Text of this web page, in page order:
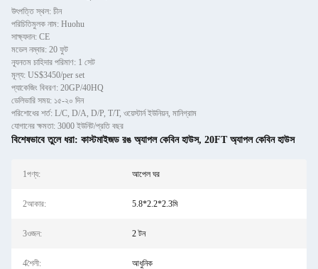
উৎপত্তি স্থল: চীন
পরিচিতিমুলক নাম: Huohu
সাক্ষ্যদান: CE
মডেল নম্বার: 20 ফুট
ন্যূনতম চাহিদার পরিমাণ: 1 সেট
মূল্য: US$3450/per set
প্যাকেজিং বিবরণ: 20GP/40HQ
ডেলিভারি সময়: ১৫-২০ দিন
পরিশোধের শর্ত: L/C, D/A, D/P, T/T, ওয়েস্টার্ন ইউনিয়ন, মানিগ্রাম
যোগানের ক্ষমতা: 3000 ইউনিট/প্রতি বছর
বিশেষভাবে তুলে ধরা: কাস্টমাইজড রঙ অ্যাপল কেবিন হাউস, 20FT অ্যাপল কেবিন হাউস
1পণ্য: আপেল ঘর
2আকার: 5.8*2.2*2.3মি
3ওজন: 2 টন
4শৈলী: আধুনিক